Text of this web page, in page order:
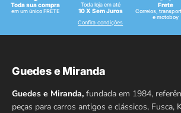
Toda sua compra
em um único FRETE
Toda loja em até
10 X Sem Juros
Confira condições
Frete
Correios,
e motoboy
Guedes e Miranda
Guedes e Miranda, fundada em 1984,
peças para carros antigos e clássicos, Fusca,